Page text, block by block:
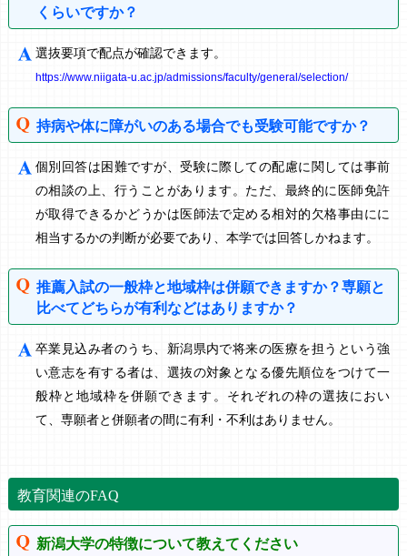
くらいですか？
選抜要項で配点が確認できます。
https://www.niigata-u.ac.jp/admissions/faculty/general/selection/
持病や体に障がいのある場合でも受験可能ですか？
個別回答は困難ですが、受験に際しての配慮に関しては事前
の相談の上、行うことがあります。ただ、最終的に医師免許
が取得できるかどうかは医師法で定める相対的欠格事由にに
相当するかの判断が必要であり、本学では回答しかねます。
推薦入試の一般枠と地域枠は併願できますか？専願と
比べてどちらが有利などはありますか？
卒業見込み者のうち、新潟県内で将来の医療を担うという強
い意志を有する者は、選抜の対象となる優先順位をつけて一
般枠と地域枠を併願できます。それぞれの枠の選抜におい
て、専願者と併願者の間に有利・不利はありません。
教育関連のFAQ
新潟大学の特徴について教えてください